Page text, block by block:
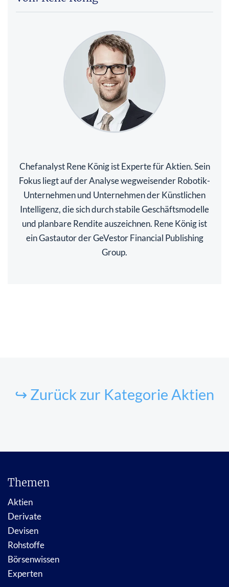
Chefanalyst Rene König ist Experte für Aktien. Sein
Fokus liegt auf der Analyse wegweisender Robotik-
Unternehmen und Unternehmen der Künstlichen
Intelligenz, die sich durch stabile Geschäftsmodelle
und planbare Rendite auszeichnen. Rene König ist
ein Gastautor der GeVestor Financial Publishing
Group.
↪ Zurück zur Kategorie Aktien
Themen
Aktien
Derivate
Devisen
Rohstoffe
Börsenwissen
Experten